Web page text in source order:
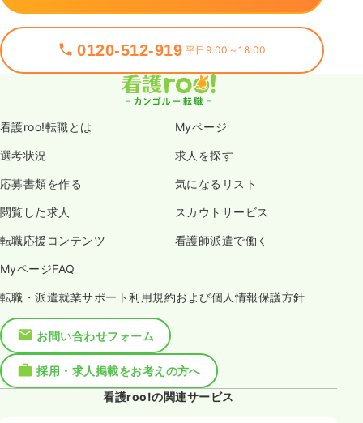
0120-512-919 平日9:00～18:00
看護roo!転職とは Myページ
選考状況 求人を探す
応募書類を作る 気になるリスト
閲覧した求人 スカウトサービス
転職応援コンテンツ 看護師派遣で働く
MyページFAQ
転職・派遣就業サポート利用規約および個人情報保護方針
お問い合わせフォーム
採用・求人掲載をお考えの方へ
看護roo!の関連サービス